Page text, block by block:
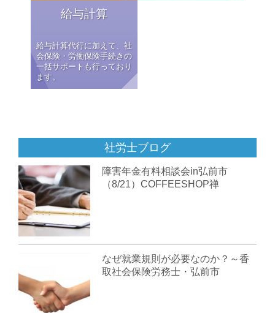
給与計算
給与計算代行に加えて、社
会保険・労働保険手続きの
一括サポートも行っており
ます。
社労士ブログ
障害年金有料相談会in弘前市
（8/21）COFFEESHOP禅
なぜ就業規則が必要なのか？～香
取社会保険労務士・弘前市